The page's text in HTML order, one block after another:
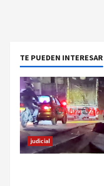
TE PUEDEN INTERESAR
judicial